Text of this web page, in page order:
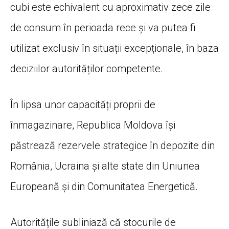
cubi este echivalent cu aproximativ zece zile
de consum în perioada rece și va putea fi
utilizat exclusiv în situații excepționale, în baza
deciziilor autorităților competente.
În lipsa unor capacități proprii de
înmagazinare, Republica Moldova își
păstrează rezervele strategice în depozite din
România, Ucraina și alte state din Uniunea
Europeană și din Comunitatea Energetică.
Autoritățile subliniază că stocurile de